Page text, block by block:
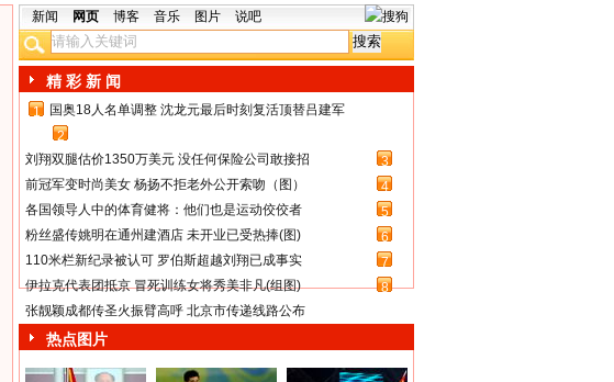
新闻 网页 博客 音乐 图片 说吧
精 彩 新 闻
1
国奥18人名单调整 沈龙元最后时刻复活顶替吕建军
2
刘翔双腿估价1350万美元 没任何保险公司敢接招
3
前冠军变时尚美女 杨扬不拒老外公开索吻（图）
4
各国领导人中的体育健将：他们也是运动佼佼者
5
粉丝盛传姚明在通州建酒店 未开业已受热捧(图)
6
110米栏新纪录被认可 罗伯斯超越刘翔已成事实
7
伊拉克代表团抵京 冒死训练女将秀美非凡(组图)
8
张靓颖成都传圣火振臂高呼 北京市传递线路公布
热点图片